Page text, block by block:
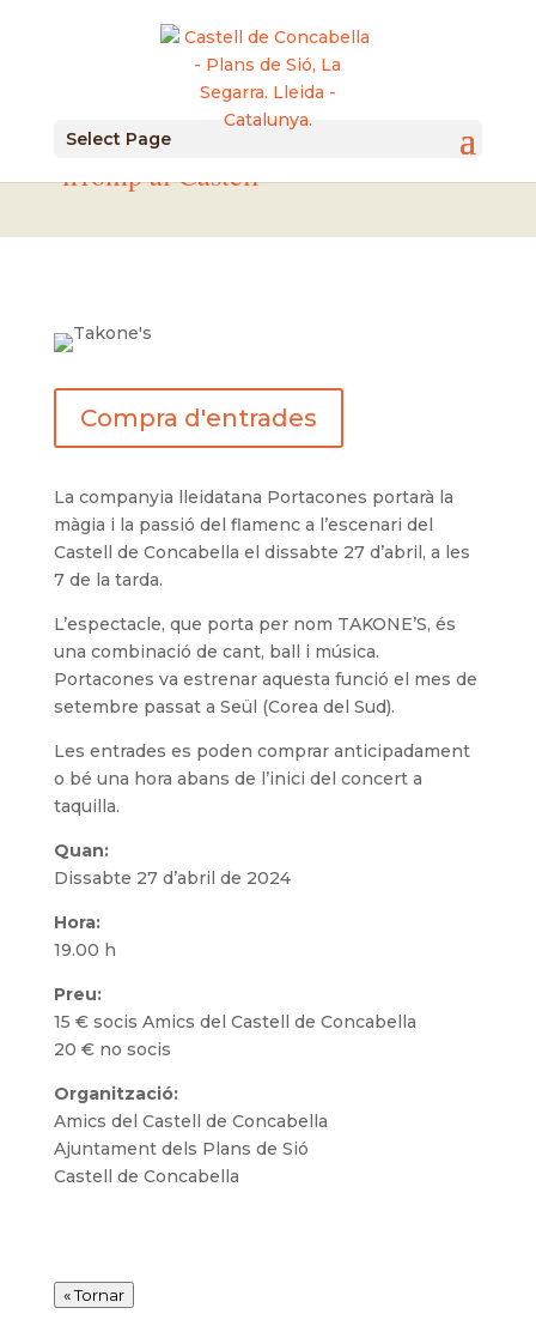
Select Page
27/4/2024 La màgia del flamenc
irromp al Castell
Compra d'entrades
La companyia lleidatana Portacones portarà la
màgia i la passió del flamenc a l’escenari del
Castell de Concabella el dissabte 27 d’abril, a les
7 de la tarda.
L’espectacle, que porta per nom TAKONE’S, és
una combinació de cant, ball i música.
Portacones va estrenar aquesta funció el mes de
setembre passat a Seül (Corea del Sud).
Les entrades es poden comprar anticipadament
o bé una hora abans de l’inici del concert a
taquilla.
Quan:
Dissabte 27 d’abril de 2024
Hora:
19.00 h
Preu:
15 € socis Amics del Castell de Concabella
20 € no socis
Organització:
Amics del Castell de Concabella
Ajuntament dels Plans de Sió
Castell de Concabella
« Tornar